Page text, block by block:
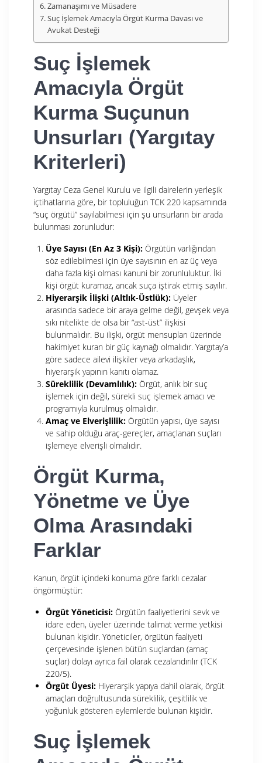
Zamanaşımı ve Müsadere
Suç İşlemek Amacıyla Örgüt Kurma Davası ve
Avukat Desteği
Suç İşlemek
Amacıyla Örgüt
Kurma Suçunun
Unsurları (Yargıtay
Kriterleri)
Yargıtay Ceza Genel Kurulu ve ilgili dairelerin yerleşik
içtihatlarına göre, bir topluluğun TCK 220 kapsamında
“suç örgütü” sayılabilmesi için şu unsurların bir arada
bulunması zorunludur:
Üye Sayısı (En Az 3 Kişi): Örgütün varlığından
söz edilebilmesi için üye sayısının en az üç veya
daha fazla kişi olması kanuni bir zorunluluktur. İki
kişi örgüt kuramaz, ancak suça iştirak etmiş sayılır.
Hiyerarşik İlişki (Altlık-Üstlük): Üyeler
arasında sadece bir araya gelme değil, gevşek veya
sıkı nitelikte de olsa bir “ast-üst” ilişkisi
bulunmalıdır. Bu ilişki, örgüt mensupları üzerinde
hakimiyet kuran bir güç kaynağı olmalıdır. Yargıtay’a
göre sadece ailevi ilişkiler veya arkadaşlık,
hiyerarşik yapının kanıtı olamaz.
Süreklilik (Devamlılık): Örgüt, anlık bir suç
işlemek için değil, sürekli suç işlemek amacı ve
programıyla kurulmuş olmalıdır.
Amaç ve Elverişlilik: Örgütün yapısı, üye sayısı
ve sahip olduğu araç-gereçler, amaçlanan suçları
işlemeye elverişli olmalıdır.
Örgüt Kurma,
Yönetme ve Üye
Olma Arasındaki
Farklar
Kanun, örgüt içindeki konuma göre farklı cezalar
öngörmüştür:
Örgüt Yöneticisi: Örgütün faaliyetlerini sevk ve
idare eden, üyeler üzerinde talimat verme yetkisi
bulunan kişidir. Yöneticiler, örgütün faaliyeti
çerçevesinde işlenen bütün suçlardan (amaç
suçlar) dolayı ayrıca fail olarak cezalandırılır (TCK
220/5).
Örgüt Üyesi: Hiyerarşik yapıya dahil olarak, örgüt
amaçları doğrultusunda süreklilik, çeşitlilik ve
yoğunluk gösteren eylemlerde bulunan kişidir.
Suç İşlemek